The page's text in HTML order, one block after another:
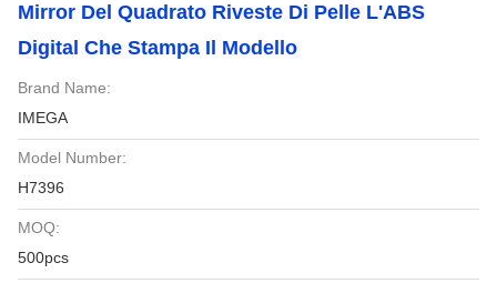
Mirror Del Quadrato Riveste Di Pelle L'ABS
Digital Che Stampa Il Modello
Brand Name:
IMEGA
Model Number:
H7396
MOQ:
500pcs